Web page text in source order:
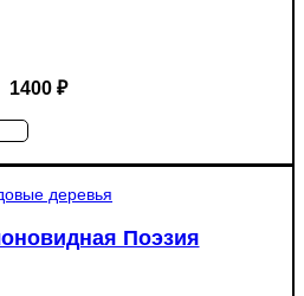
1400 ₽
деревья
Поэзия